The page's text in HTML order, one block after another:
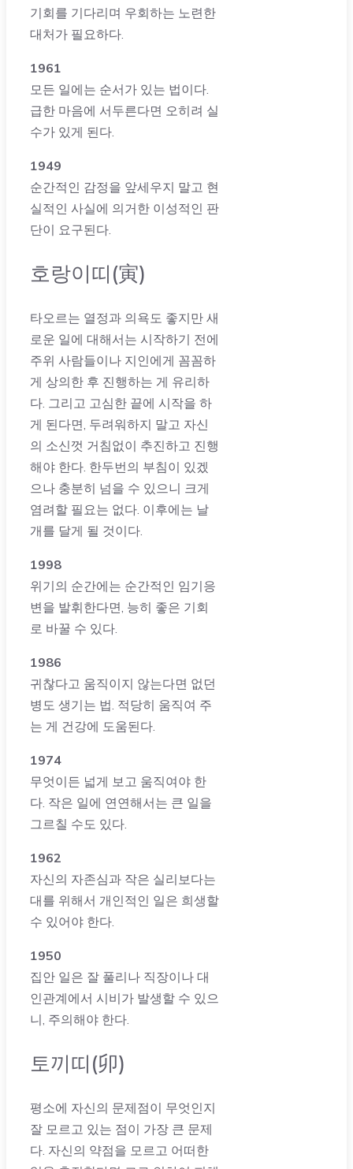
기회를 기다리며 우회하는 노련한
대처가 필요하다.
1961
모든 일에는 순서가 있는 법이다.
급한 마음에 서두른다면 오히려 실
수가 있게 된다.
1949
순간적인 감정을 앞세우지 말고 현
실적인 사실에 의거한 이성적인 판
단이 요구된다.
호랑이띠(寅)
타오르는 열정과 의욕도 좋지만 새
로운 일에 대해서는 시작하기 전에
주위 사람들이나 지인에게 꼼꼼하
게 상의한 후 진행하는 게 유리하
다. 그리고 고심한 끝에 시작을 하
게 된다면, 두려워하지 말고 자신
의 소신껏 거침없이 추진하고 진행
해야 한다. 한두번의 부침이 있겠
으나 충분히 넘을 수 있으니 크게
염려할 필요는 없다. 이후에는 날
개를 달게 될 것이다.
1998
위기의 순간에는 순간적인 임기응
변을 발휘한다면, 능히 좋은 기회
로 바꿀 수 있다.
1986
귀찮다고 움직이지 않는다면 없던
병도 생기는 법. 적당히 움직여 주
는 게 건강에 도움된다.
1974
무엇이든 넓게 보고 움직여야 한
다. 작은 일에 연연해서는 큰 일을
그르칠 수도 있다.
1962
자신의 자존심과 작은 실리보다는
대를 위해서 개인적인 일은 희생할
수 있어야 한다.
1950
집안 일은 잘 풀리나 직장이나 대
인관계에서 시비가 발생할 수 있으
니, 주의해야 한다.
토끼띠(卯)
평소에 자신의 문제점이 무엇인지
잘 모르고 있는 점이 가장 큰 문제
다. 자신의 약점을 모르고 어떠한